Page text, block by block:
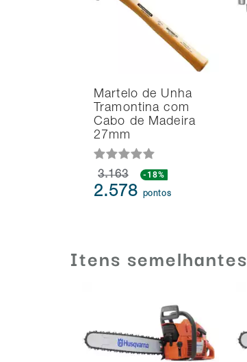
Martelo de Unha
Tramontina com
Cabo de Madeira
27mm
3.163 -18%
2.578 pontos
Itens semelhantes